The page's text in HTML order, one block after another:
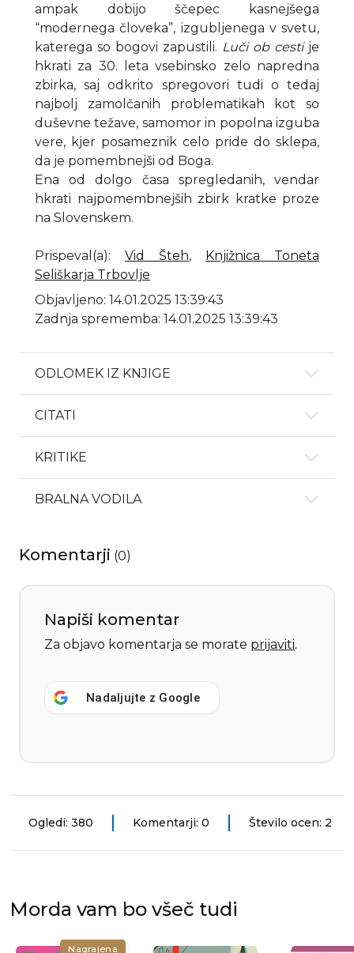
ampak dobijo ščepec kasnejšega
“modernega človeka”, izgubljenega v svetu,
katerega so bogovi zapustili. Luči ob cestije
hkrati za 30. leta vsebinsko zelo napredna
zbirka, saj odkrito spregovori tudi o tedaj
najbolj zamolčanih problematikah kot so
duševne težave, samomor in popolna izguba
vere, kjer posameznik celo pride do sklepa,
da je pomembnejši od Boga.
Ena od dolgo časa spregledanih, vendar
hkrati najpomembnejših zbirk kratke proze
na Slovenskem.
Prispeval(a): Vid Šteh, Knjižnica Toneta
Seliškarja Trbovlje
Objavljeno: 14.01.2025 13:39:43
Zadnja sprememba: 14.01.2025 13:39:43
ODLOMEK IZ KNJIGE
CITATI
KRITIKE
BRALNA VODILA
Komentarji (0)
Napiši komentar
Za objavo komentarja se morate prijaviti.
Nadaljujte z Google
Ogledi: 380 Komentarji: 0 Število ocen: 2
Morda vam bo všeč tudi
Nagrajena